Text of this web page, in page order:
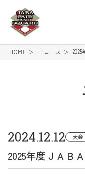
HOME ニュース
2024.12.12 大会
2025年度ＪＡＢ